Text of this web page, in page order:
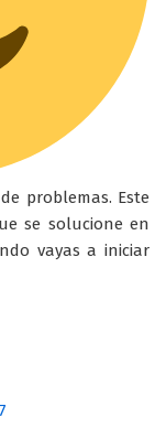
problemas. Este
se solucione en
vayas a iniciar